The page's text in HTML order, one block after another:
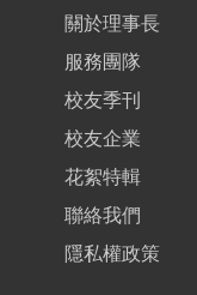
關於理事長
服務團隊
校友季刊
校友企業
花絮特輯
聯絡我們
隱私權政策